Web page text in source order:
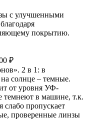
с улучшенными
покрытию.
₽
2 в 1: в
солнце – темные.
от уровня УФ-
темнеют в машине, т.к.
слабо пропускает
проверенные линзы